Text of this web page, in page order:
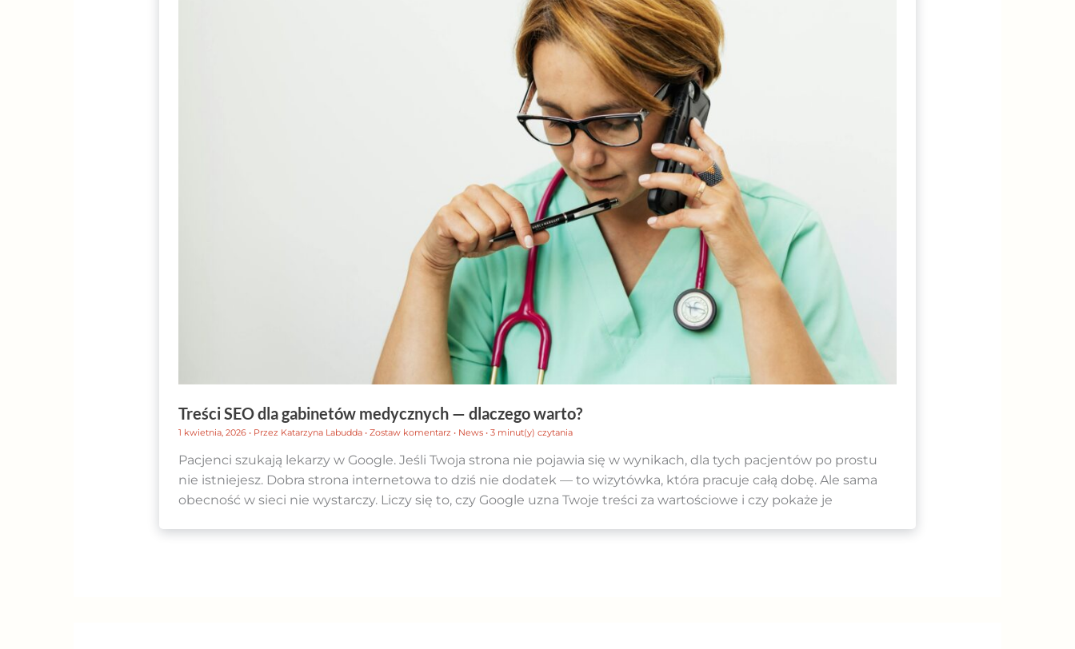
Treści SEO dla gabinetów medycznych — dlaczego warto?
1 kwietnia, 2026 • Przez Katarzyna Labudda • Zostaw komentarz • News• 3 minut(y) czytania
Pacjenci szukają lekarzy w Google. Jeśli Twoja strona nie pojawia się w wynikach, dla tych pacjentów po prostu
nie istniejesz. Dobra strona internetowa to dziś nie dodatek — to wizytówka, która pracuje całą dobę. Ale sama
obecność w sieci nie wystarczy. Liczy się to, czy Google uzna Twoje treści za wartościowe i czy pokaże je